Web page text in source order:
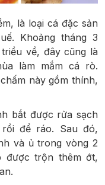
là loại cá đặc sản
Khoảng tháng 3
về, đây cũng là
làm mắm cá rò.
này gồm thính,
bắt được rửa sạch
để ráo. Sau đó,
và ủ trong vòng 2
được trộn thêm ớt,